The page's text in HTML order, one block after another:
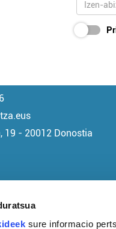
sure informacio
19 - 20012 Donostia